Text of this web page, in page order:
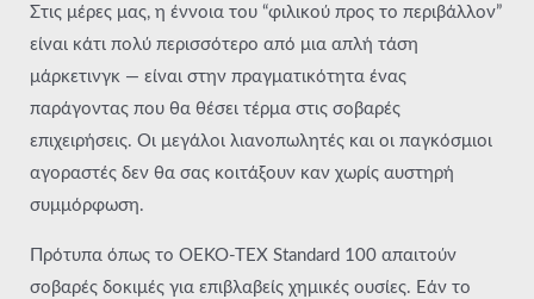
Στις μέρες μας, η έννοια του “φιλικού προς το περιβάλλον”
είναι κάτι πολύ περισσότερο από μια απλή τάση
μάρκετινγκ — είναι στην πραγματικότητα ένας
παράγοντας που θα θέσει τέρμα στις σοβαρές
επιχειρήσεις. Οι μεγάλοι λιανοπωλητές και οι παγκόσμιοι
αγοραστές δεν θα σας κοιτάξουν καν χωρίς αυστηρή
συμμόρφωση.
Πρότυπα όπως το OEKO-TEX Standard 100 απαιτούν
σοβαρές δοκιμές για επιβλαβείς χημικές ουσίες. Εάν το